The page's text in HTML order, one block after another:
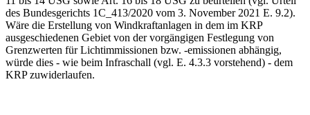
des Bundesgerichts 1C_413/2020 vom 3. November 2021 E. 9.2).
Wäre die Erstellung von Windkraftanlagen in dem im KRP
ausgeschiedenen Gebiet von der vorgängigen Festlegung von
Grenzwerten für Lichtimmissionen bzw. -emissionen abhängig,
würde dies - wie beim Infraschall (vgl. E. 4.3.3 vorstehend) - dem
KRP zuwiderlaufen.